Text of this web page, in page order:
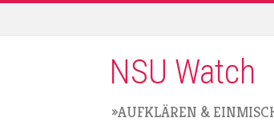
NSU Watch
»AUFKLÄREN &